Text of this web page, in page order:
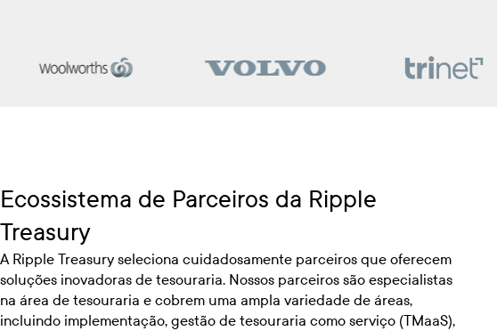
Ecossistema de Parceiros da Ripple
Treasury
A Ripple Treasury seleciona cuidadosamente parceiros que oferecem
soluções inovadoras de tesouraria. Nossos parceiros são especialistas
na área de tesouraria e cobrem uma ampla variedade de áreas,
incluindo implementação, gestão de tesouraria como serviço (TMaaS),